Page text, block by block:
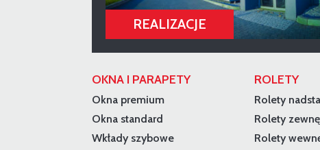
OKNA I PARAPETY
Okna premium
Okna standard
Wkłady szybowe
ROLETY
Rolety
Rolety
Rolety